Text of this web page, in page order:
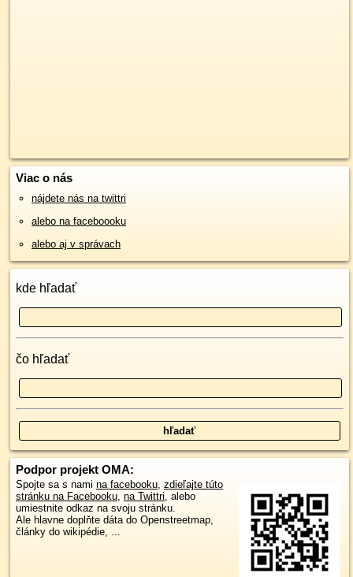
Viac o nás
nájdete nás na twittri
alebo na faceboooku
alebo aj v správach
kde hľadať
čo hľadať
Podpor projekt OMA:
Spojte sa s nami na facebooku, zdieľajte túto
stránku na Facebooku, na Twittri, alebo
umiestnite odkaz na svoju stránku.
Ale hlavne doplňte dáta do Openstreetmap,
články do wikipédie, ...